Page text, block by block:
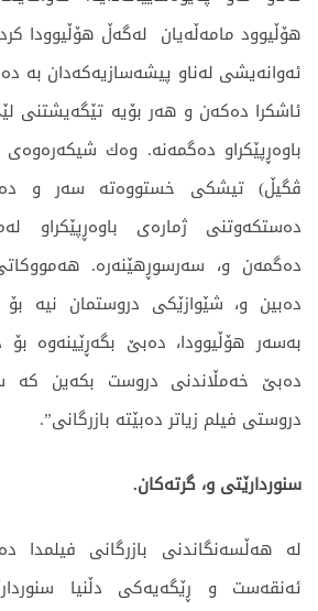
هۆڵیوود مامه‌ڵه‌یان ‌ له‌گه‌ڵ هۆڵیوودا
ئه‌وانه‌یشی له‌ناو پیشه‌سازیه‌كه‌دان به‌
ئاشكرا ده‌كه‌ن و هه‌ر بۆیه‌ تێگه‌یشتنی
باوه‌ڕپێكراو ده‌گمه‌نه‌. وه‌ك شیكه‌ره‌وه‌ی
ڤگیڵ) تیشكی خستووه‌ته‌ سه‌ر و
ده‌ستكه‌وتنی ژماره‌ی باوه‌ڕپێكراو
ده‌گمه‌ن و، سه‌رسوڕهێنه‌ره.‌
ده‌بین و، شێوازێكی دروستمان نیه‌
به‌سه‌ر هۆڵیوودا، ده‌بێ بگه‌ڕێینه‌وه‌ بۆ
‌ده‌بێ خه‌مڵاندنی دروست بكه‌ین
دروستی فیلم زیاتر ده‌بێته‌ بازرگانی”.
سنوردارێتی و، گرته‌كان.
له‌ هه‌ڵسه‌نگاندنی بازرگانی فیلمدا
ئه‌نقه‌ست و ڕێگه‌یه‌كی دڵنیا